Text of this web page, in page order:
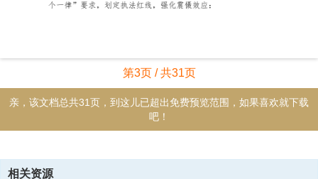
第3页 / 共31页
亲，该文档总共31页，到这儿已超出免费预览范围，如果喜欢就下载
吧！
资源描述
相关资源